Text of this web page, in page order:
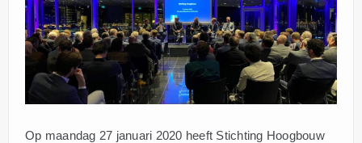
Op maandag 27 januari 2020 heeft Stichting Hoogbouw